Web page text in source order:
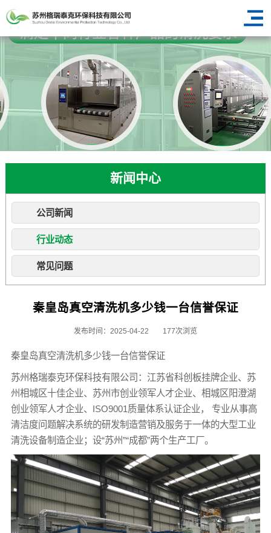
新闻中心
公司新闻
行业动态
常见问题
秦皇岛真空清洗机多少钱一台信誉保证
发布时间：2025-04-22 177次浏览
秦皇岛真空清洗机多少钱一台信誉保证
苏州格瑞泰克环保科技有限公司：江苏省科创板挂牌企业、苏
州相城区十佳企业、苏州市创业领军人才企业、相城区阳澄湖
创业领军人才企业、ISO9001质量体系认证企业， 专业从事高
清洁度问题解决系统的研发制造营销及服务于一体的大型工业
清洗设备制造企业；设“苏州”“成都”两个生产工厂。